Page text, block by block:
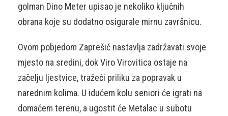
golman Dino Meter upisao je nekoliko ključnih
obrana koje su dodatno osigurale mirnu završnicu.
Ovom pobjedom Zaprešić nastavlja zadržavati svoje
mjesto na sredini, dok Viro Virovitica ostaje na
začelju ljestvice, tražeći priliku za popravak u
narednim kolima. U idućem kolu seniori će igrati na
domaćem terenu, a ugostit će Metalac u subotu